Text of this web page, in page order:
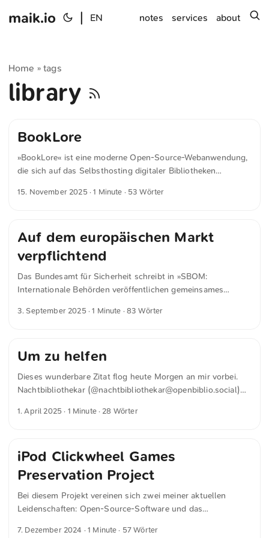
maik.io EN notes services about
Home »tags
library
BookLore
»BookLore« ist eine moderne Open-Source-Webanwendung,
die sich auf das Selbsthosting digitaler Bibliotheken
Comics in einer zentralen Sammlung. Die Software erkennt
KOReader. Damit eignet sich BookLore als Alternative zu
Calibre oder kommerziellen Diensten.
15. November 2025 · 1 Minute · 53 Wörter
Auf dem europäischen Markt
verpflichtend
Das Bundesamt für Sicherheit schreibt in »SBOM:
Internationale Behörden veröffentlichen gemeinsames
werden SBOMs als eine Grundlage für die Behandlung von
den Umgang mit SBOMs bereits heute einfacher zu
mit formellen und fachlichen Vorgaben zu SBOM als
Handreichung veröffentlicht. In der TR-03183-2 werden zum
Beispiel notwendige Datenfelder, der Umfang und die
3. September 2025 · 1 Minute · 83 Wörter
Um zu helfen
Dieses wunderbare Zitat flog heute Morgen an mir vorbei.
Nachtbibliothekar (@nachtbibliothekar@openbiblio.social)
da, um zu urteilen, sondern um zu helfen.
1. April 2025 · 1 Minute · 28 Wörter
iPod Clickwheel Games
Preservation Project
Bei diesem Projekt vereinen sich zwei meiner aktuellen
Leidenschaften: Open-Source-Software und das
dem iPod. Das »iPod Clickwheel Games Preservation
7. Dezember 2024 · 1 Minute · 57 Wörter